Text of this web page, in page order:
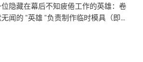
隐藏在幕后不知疲倦工作的英雄：卷
闻的 "英雄 "负责制作临时模具（即模
对其进行塑形和支撑。但是，百叶窗